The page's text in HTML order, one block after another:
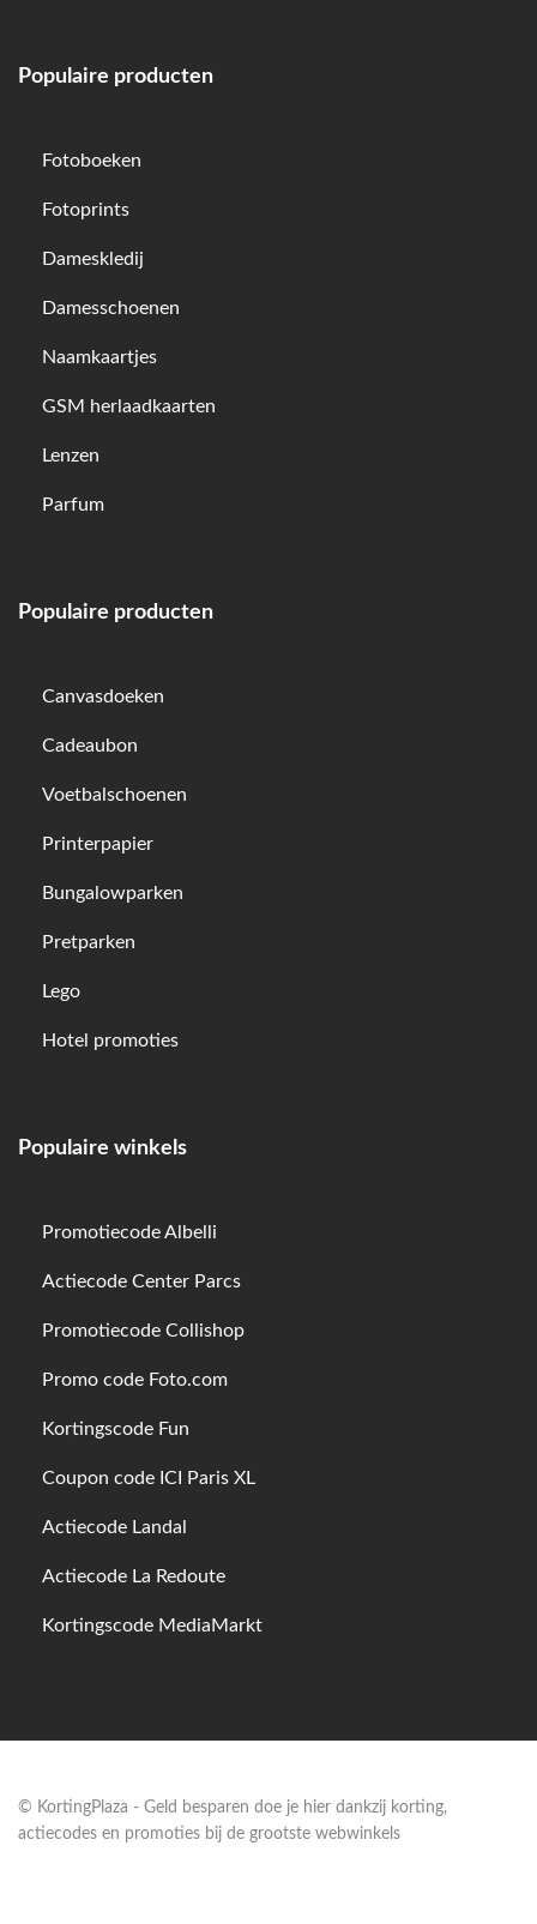
Populaire producten
Fotoboeken
Fotoprints
Dameskledij
Damesschoenen
Naamkaartjes
GSM herlaadkaarten
Lenzen
Parfum
Populaire producten
Canvasdoeken
Cadeaubon
Voetbalschoenen
Printerpapier
Bungalowparken
Pretparken
Lego
Hotel promoties
Populaire winkels
Promotiecode Albelli
Actiecode Center Parcs
Promotiecode Collishop
Promo code Foto.com
Kortingscode Fun
Coupon code ICI Paris XL
Actiecode Landal
Actiecode La Redoute
Kortingscode MediaMarkt
© KortingPlaza - Geld besparen doe je hier dankzij korting,
actiecodes en promoties bij de grootste webwinkels